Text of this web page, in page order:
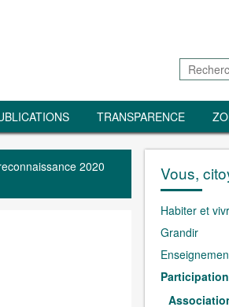
TRANSPARENCE
2020
Vous,
Habiter et
Grandir